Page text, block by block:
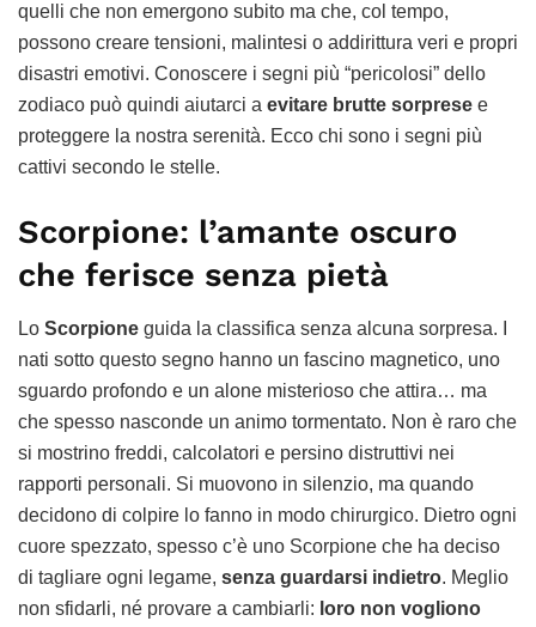
quelli che non emergono subito ma che, col tempo,
possono creare tensioni, malintesi o addirittura veri e propri
disastri emotivi. Conoscere i segni più “pericolosi” dello
zodiaco può quindi aiutarci a evitare brutte sorprese e
proteggere la nostra serenità. Ecco chi sono i segni più
cattivi secondo le stelle.
Scorpione: l’amante oscuro
che ferisce senza pietà
Lo Scorpione guida la classifica senza alcuna sorpresa. I
nati sotto questo segno hanno un fascino magnetico, uno
sguardo profondo e un alone misterioso che attira… ma
che spesso nasconde un animo tormentato. Non è raro che
si mostrino freddi, calcolatori e persino distruttivi nei
rapporti personali. Si muovono in silenzio, ma quando
decidono di colpire lo fanno in modo chirurgico. Dietro ogni
cuore spezzato, spesso c’è uno Scorpione che ha deciso
di tagliare ogni legame, senza guardarsi indietro. Meglio
non sfidarli, né provare a cambiarli: loro non vogliono